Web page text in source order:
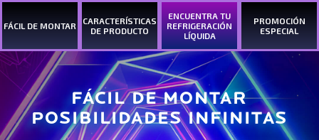
FÁCIL DE MONTAR
CARACTERÍSTICAS
DE PRODUCTO
ENCUENTRA TU
REFRIGERACIÓN
LÍQUIDA
PROMOCIÓN
ESPECIAL
FÁCIL DE MONTAR
POSIBILIDADES INFINITAS